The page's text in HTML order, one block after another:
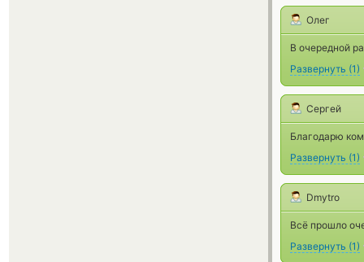
Олег
В очередной
Развернуть (1)
Сергей
Благодарю
Развернуть (1)
Dmytro
Всё прошло
Развернуть (1)